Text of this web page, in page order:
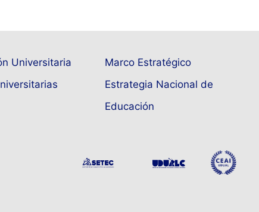
Universitaria
Marco Estratégico
Estrategia Nacional de
Educación